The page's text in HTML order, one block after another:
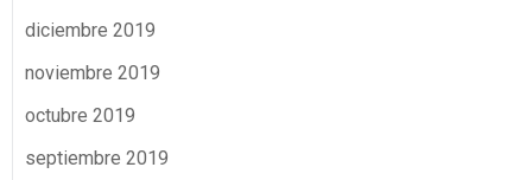
diciembre 2019
noviembre 2019
octubre 2019
septiembre 2019